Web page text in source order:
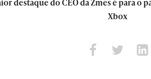
Xbox